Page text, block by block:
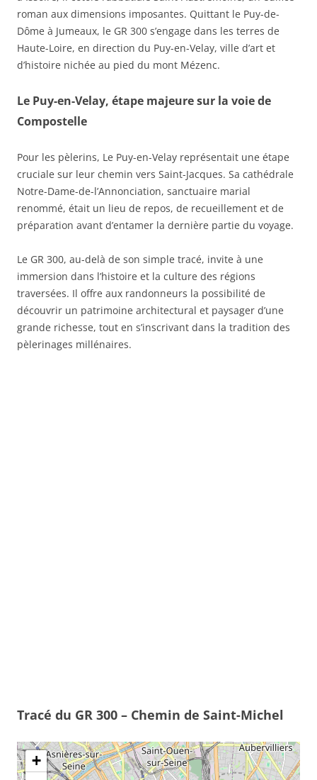
roman aux dimensions imposantes. Quittant le Puy-de-
Dôme à Jumeaux, le GR 300 s’engage dans les terres de
Haute-Loire, en direction du Puy-en-Velay, ville d’art et
d’histoire nichée au pied du mont Mézenc.
Le Puy-en-Velay, étape majeure sur la voie de
Compostelle
Pour les pèlerins, Le Puy-en-Velay représentait une étape
cruciale sur leur chemin vers Saint-Jacques. Sa cathédrale
Notre-Dame-de-l’Annonciation, sanctuaire marial
renommé, était un lieu de repos, de recueillement et de
préparation avant d’entamer la dernière partie du voyage.
Le GR 300, au-delà de son simple tracé, invite à une
immersion dans l’histoire et la culture des régions
traversées. Il offre aux randonneurs la possibilité de
découvrir un patrimoine architectural et paysager d’une
grande richesse, tout en s’inscrivant dans la tradition des
pèlerinages millénaires.
Tracé du GR 300 – Chemin de Saint-Michel
+